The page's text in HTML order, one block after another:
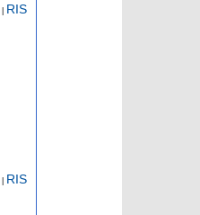
RIS
RIS